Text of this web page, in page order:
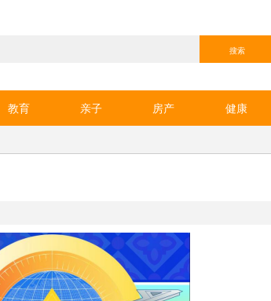
教育 亲子 房产
健康